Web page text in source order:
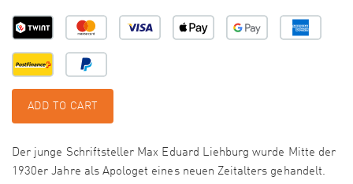
ADD TO CART
Der junge Schriftsteller Max Eduard Liehburg wurde Mitte der
1930er Jahre als Apologet eines neuen Zeitalters gehandelt.